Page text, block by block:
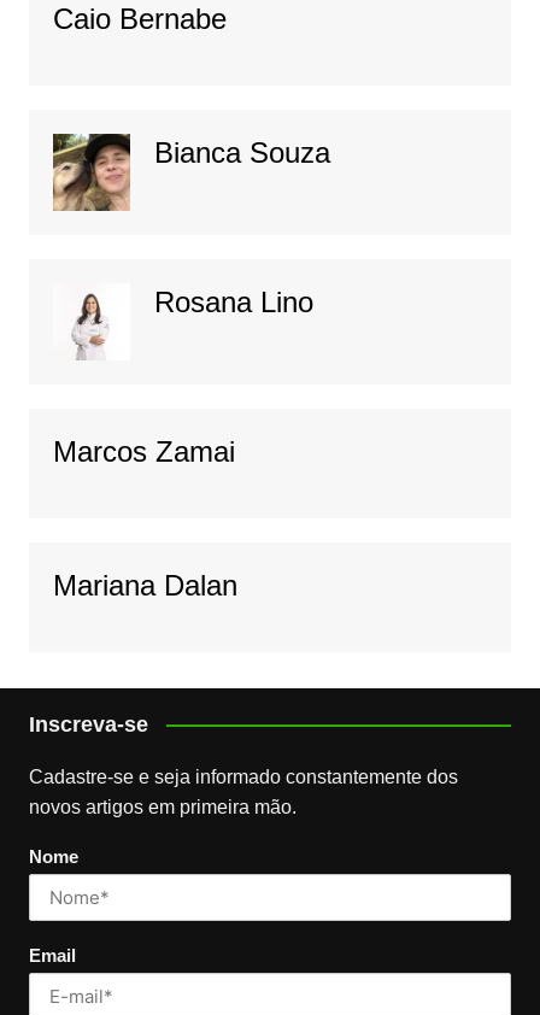
Caio Bernabe
Bianca Souza
Rosana Lino
Marcos Zamai
Mariana Dalan
Inscreva-se
Cadastre-se e seja informado constantemente dos
novos artigos em primeira mão.
Nome
Email